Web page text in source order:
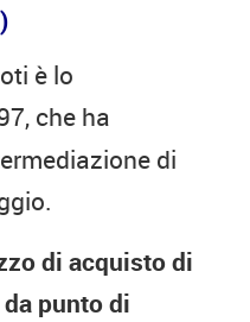
è lo
che ha
di
di acquisto di
punto di